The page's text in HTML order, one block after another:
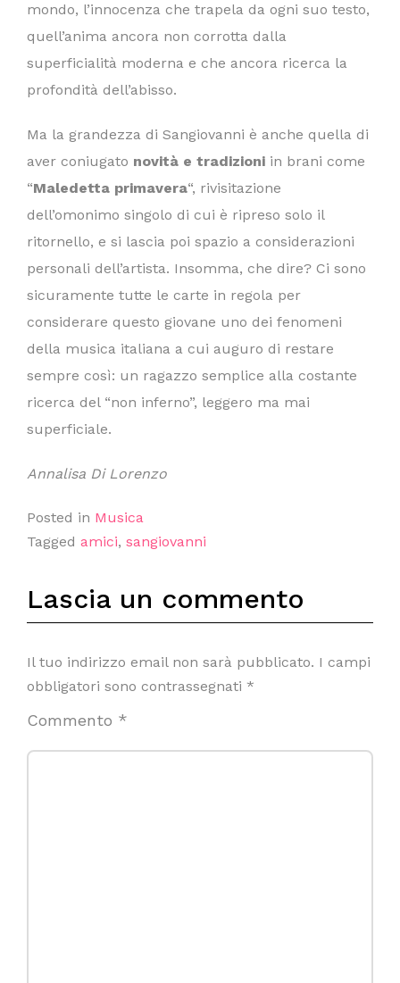
mondo, l’innocenza che trapela da ogni suo testo,
quell’anima ancora non corrotta dalla
superficialità moderna e che ancora ricerca la
profondità dell’abisso.
Ma la grandezza di Sangiovanni è anche quella di
aver coniugato novità e tradizioni in brani come
“Maledetta primavera“, rivisitazione
dell’omonimo singolo di cui è ripreso solo il
ritornello, e si lascia poi spazio a considerazioni
personali dell’artista. Insomma, che dire? Ci sono
sicuramente tutte le carte in regola per
considerare questo giovane uno dei fenomeni
della musica italiana a cui auguro di restare
sempre così: un ragazzo semplice alla costante
ricerca del “non inferno”, leggero ma mai
superficiale.
Annalisa Di Lorenzo
Posted in Musica
Tagged amici, sangiovanni
Lascia un commento
Il tuo indirizzo email non sarà pubblicato. I campi
obbligatori sono contrassegnati *
Commento *